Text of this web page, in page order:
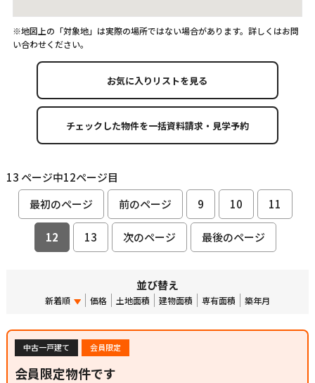
※地図上の「対象地」は実際の場所ではない場合があります。詳しくはお問
い合わせください。
お気に入りリストを見る
13 ページ中12ページ目
最初のページ
前のページ 9 10 11
12 13 次のページ 最後のページ
並び替え
新着順 価格 土地面積 建物面積 専有面積 築年月
中古一戸建て 会員限定
会員限定物件です